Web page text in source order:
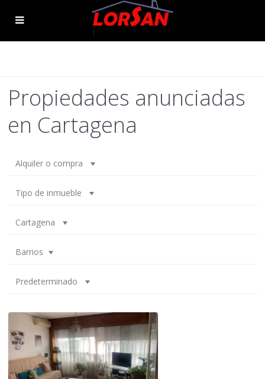
Propiedades anunciadas
en Cartagena
Alquiler o compra
Tipo de inmueble
Cartagena
Barrios
Predeterminado